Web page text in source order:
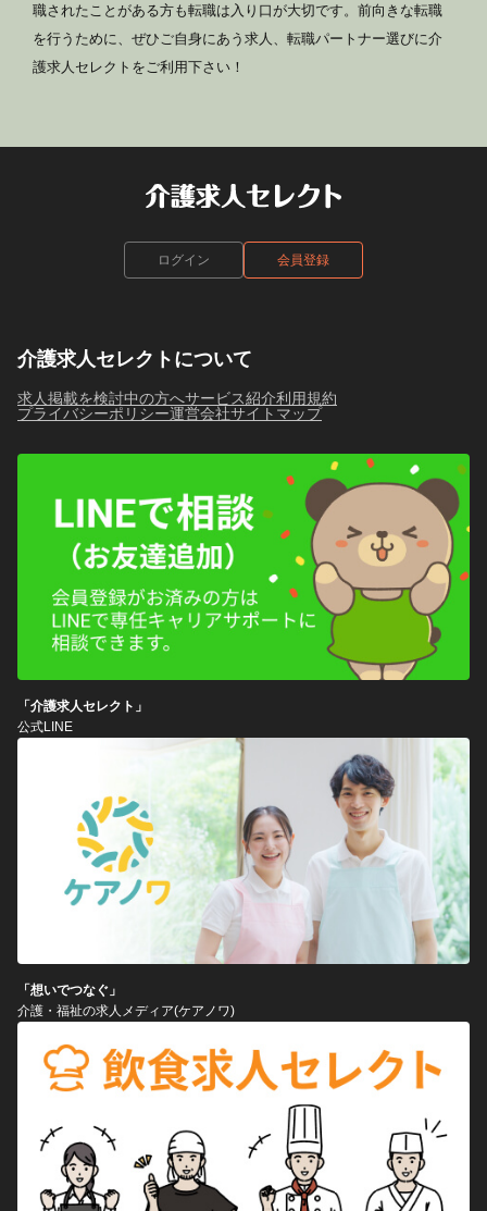
職されたことがある方も転職は入り口が大切です。前向きな転職
を行うために、ぜひご自身にあう求人、転職パートナー選びに介
護求人セレクトをご利用下さい！
ログイン 会員登録
介護求人セレクトについて
求人掲載を検討中の方へサービス紹介利用規約
プライバシーポリシー運営会社サイトマップ
「介護求人セレクト」
公式LINE
「想いでつなぐ」
介護・福祉の求人メディア(ケアノワ)